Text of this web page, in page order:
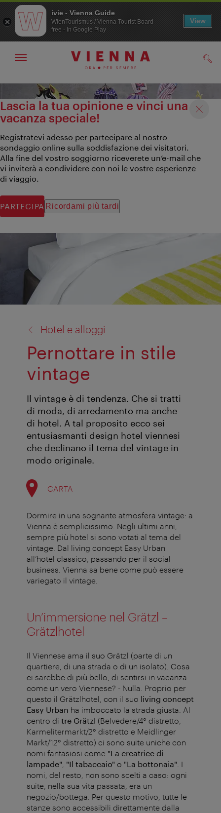
Alla
navigazione
Al
contenuto
Mostra/nascondi
Lascia la tua opinione e vinci una
vacanza speciale!
Registratevi adesso per partecipare al nostro
sondaggio online sulla soddisfazione dei visitatori.
Alla fine del vostro soggiorno riceverete un’e-mail che
vi inviterà a condividere con noi le vostre esperienze
di viaggio.
PARTECIPA Ricordami più tardi
Hotel e alloggi
Pernottare in stile
vintage
Il vintage è di tendenza. Che si tratti
di moda, di arredamento ma anche
di hotel. A tal proposito ecco sei
entusiasmanti design hotel viennesi
che declinano il tema del vintage in
modo originale.
CARTA
Dormire in una sognante atmosfera vintage: a
Vienna è semplicissimo. Negli ultimi anni,
sempre più hotel si sono votati al tema del
vintage. Dal living concept Easy Urban
all’hotel classico, passando per il social
business. Vienna sa bene come può essere
variegato il vintage.
Un’immersione nel Grätzl –
Grätzlhotel
Il Viennese ama il suo Grätzl (parte di un
quartiere, di una strada o di un isolato). Cosa
ci sarebbe di più bello, di sentirsi in vacanza
come un vero Viennese? - Nulla. Proprio per
questo il Grätzlhotel, con il suo living concept
Easy Urban ha imboccato la strada giusta. Al
centro di tre Grätzl (Belvedere/4° distretto,
Karmelitermarkt/2° distretto e Meidlinger
Markt/12° distretto) ci sono suite uniche con
nomi fantasiosi come "La creatrice di
lampade" "Il tabaccaio" o "La bottonaia" . I
nomi, del resto, non sono scelti a caso: ogni
suite, nella sua vita passata, era un
negozio/bottega. Per questo motivo, tutte le
stanze sono accessibili direttamente dalla
ivie - Vienna Guide
WienTourismus / Vienna Tourist Board
free - In Google Play
View